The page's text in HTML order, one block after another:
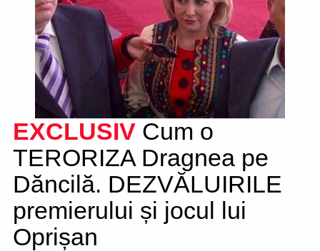
EXCLUSIV Cum o
TERORIZA Dragnea pe
Dăncilă. DEZVĂLUIRILE
premierului și jocul lui
Oprișan